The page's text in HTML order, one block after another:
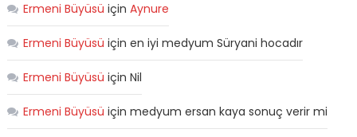
Ermeni Büyüsü için Aynure
Ermeni Büyüsü için en iyi medyum Süryani hocadır
Ermeni Büyüsü için Nil
Ermeni Büyüsü için medyum ersan kaya sonuç verir mi